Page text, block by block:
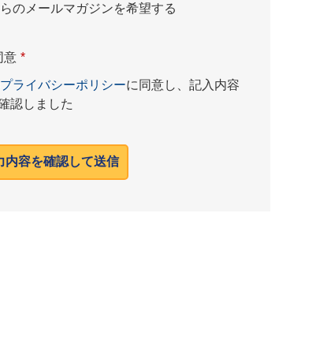
のメールマガジンを希望する
*
意
プライバシーポリシーに同意し、記入内容
認しました
内容を確認して送信